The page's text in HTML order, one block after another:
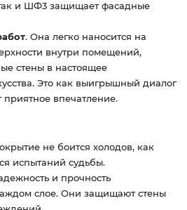
и ШФ3 защищает фасадные
. Она легко наносится на
внутри помещений,
стены в настоящее
Это как выигрышный диалог
приятное впечатление.
не боится холодов, как
испытаний судьбы.
и прочность
слое. Они защищают стены